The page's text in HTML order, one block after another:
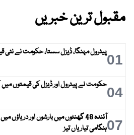
مقبول ترین خبریں
01پیٹرول مہنگا، ڈیزل سستا، حکومت نے نئی
04حکومت نے پیٹرول اور ڈیزل کی قیمتوں
07
آئندہ 48 گھنٹوں میں بارشوں اور
ہنگامی تیاریاں تیز